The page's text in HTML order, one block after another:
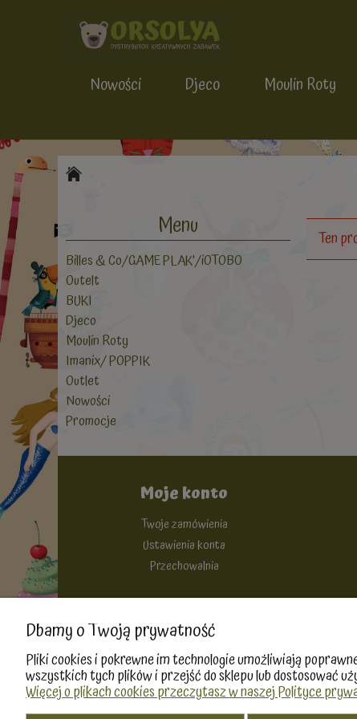
Nowości Djeco Moulin Roty
Menu
Billes & Co/GAME PLAK'/iOTOBO
Outelt
BUKI
Djeco
Moulin Roty
Imanix/ POPPIK
Outlet
Nowości
Promocje
Ten
Moje konto
Twoje zamówienia
Ustawienia konta
Przechowalnia
Dbamy o Twoją prywatność
Pliki cookies i pokrewne im technologie umożliwiają
wszystkich tych plików i przejść do sklepu lub dostosować
Więcej o plikach cookies przeczytasz w naszej Polityce